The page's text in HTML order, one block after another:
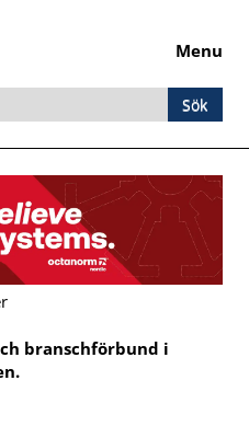
Menu
branschförbund i